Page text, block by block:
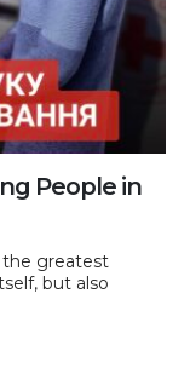
People in
the greatest
but also